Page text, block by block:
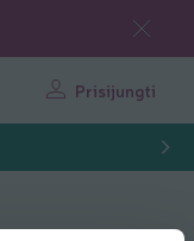
Prisijungti